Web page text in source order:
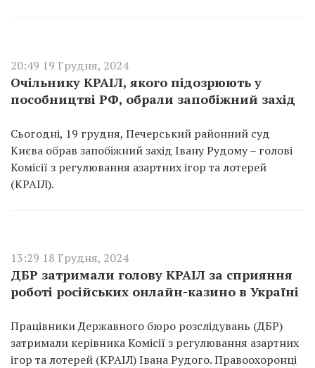
20:49 19 Грудня, 2024
Очільнику КРАІЛ, якого підозрюють у
пособництві РФ, обрали запобіжний захід
Сьогодні, 19 грудня, Печерський районний суд
Києва обрав запобіжний захід Івану Рудому – голові
Комісії з регулювання азартних ігор та лотерей
(КРАІЛ).
13:29 18 Грудня, 2024
ДБР затримали голову КРАІЛ за сприяння
роботі російських онлайн-казино в Україні
Працівники Державного бюро розслідувань (ДБР)
затримали керівника Комісії з регулювання азартних
ігор та лотерей (КРАІЛ) Івана Рудого. Правоохоронці